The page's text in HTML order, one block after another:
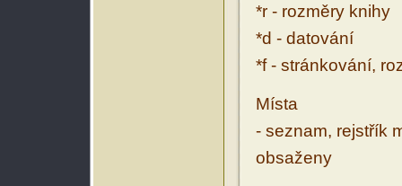
*r - rozměry knihy
*d - datování
*f - stránkování,
Místa
- seznam, rejstřík
obsaženy